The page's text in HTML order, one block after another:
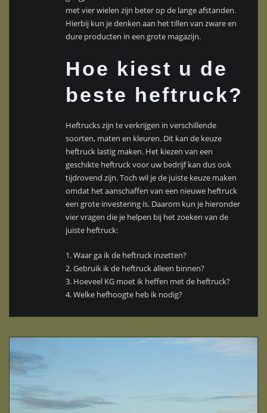
met vier wielen zijn beter op de lange afstanden.
Hierbij kun je denken aan het tillen van zware en
dure producten in een grote magazijn.
Hoe kiest u de
beste heftruck?
Heftrucks zijn te verkrijgen in verschillende
soorten, maten en kleuren. Dit kan de keuze
heftruck lastig maken. Het kiezen van een
geschikte heftruck voor uw bedrijf kan dus ook
tijdrovend zijn. Toch wil je de juiste keuze maken
omdat het aanschaffen van een nieuwe heftruck
een grote investering is. Daarom kun je hieronder
vier vragen die je helpen bij het zoeken van de
juiste heftruck:
1. Waar ga ik de heftruck inzetten?
2. Gebruik ik de heftruck alleen binnen?
3. Hoeveel KG moet ik heffen met de heftruck?
4. Welke hefhoogte heb ik nodig?